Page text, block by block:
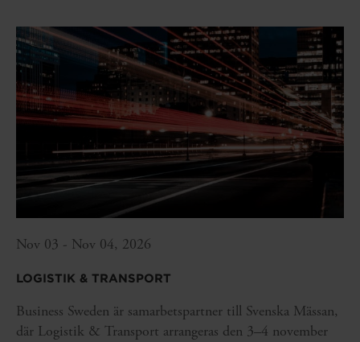
Nov 03 - Nov 04, 2026
LOGISTIK & TRANSPORT
Business Sweden är samarbetspartner till Svenska Mässan,
där Logistik & Transport arrangeras den 3–4 november